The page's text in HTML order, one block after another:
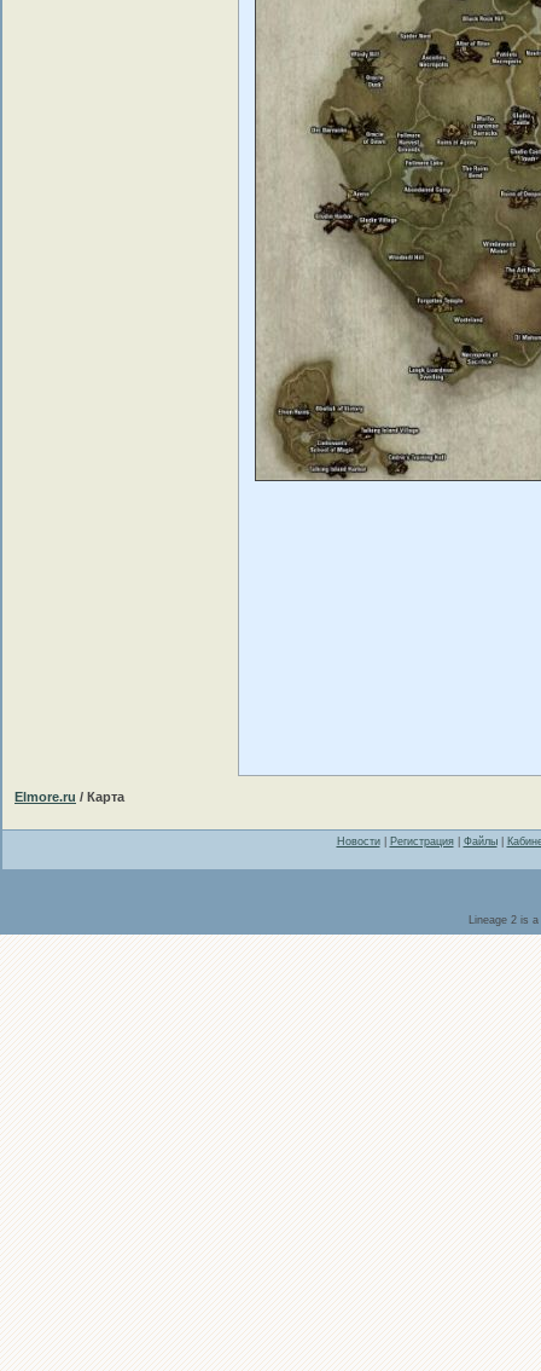
Elmore.ru / Карта
Новости| Регистрация| Файлы|
Lineage 2 is